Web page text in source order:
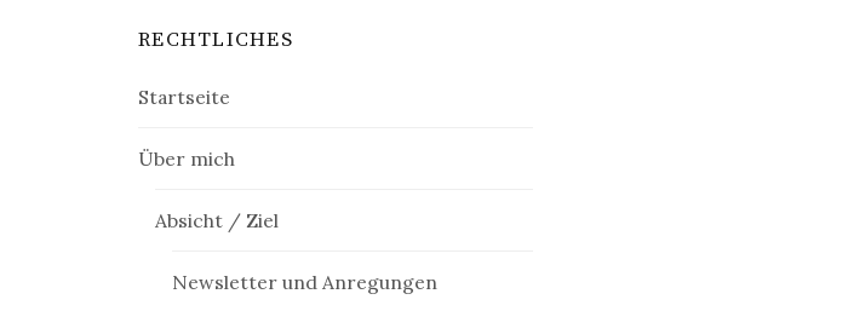
RECHTLICHES
Startseite
Über mich
Absicht / Ziel
Newsletter und Anregungen